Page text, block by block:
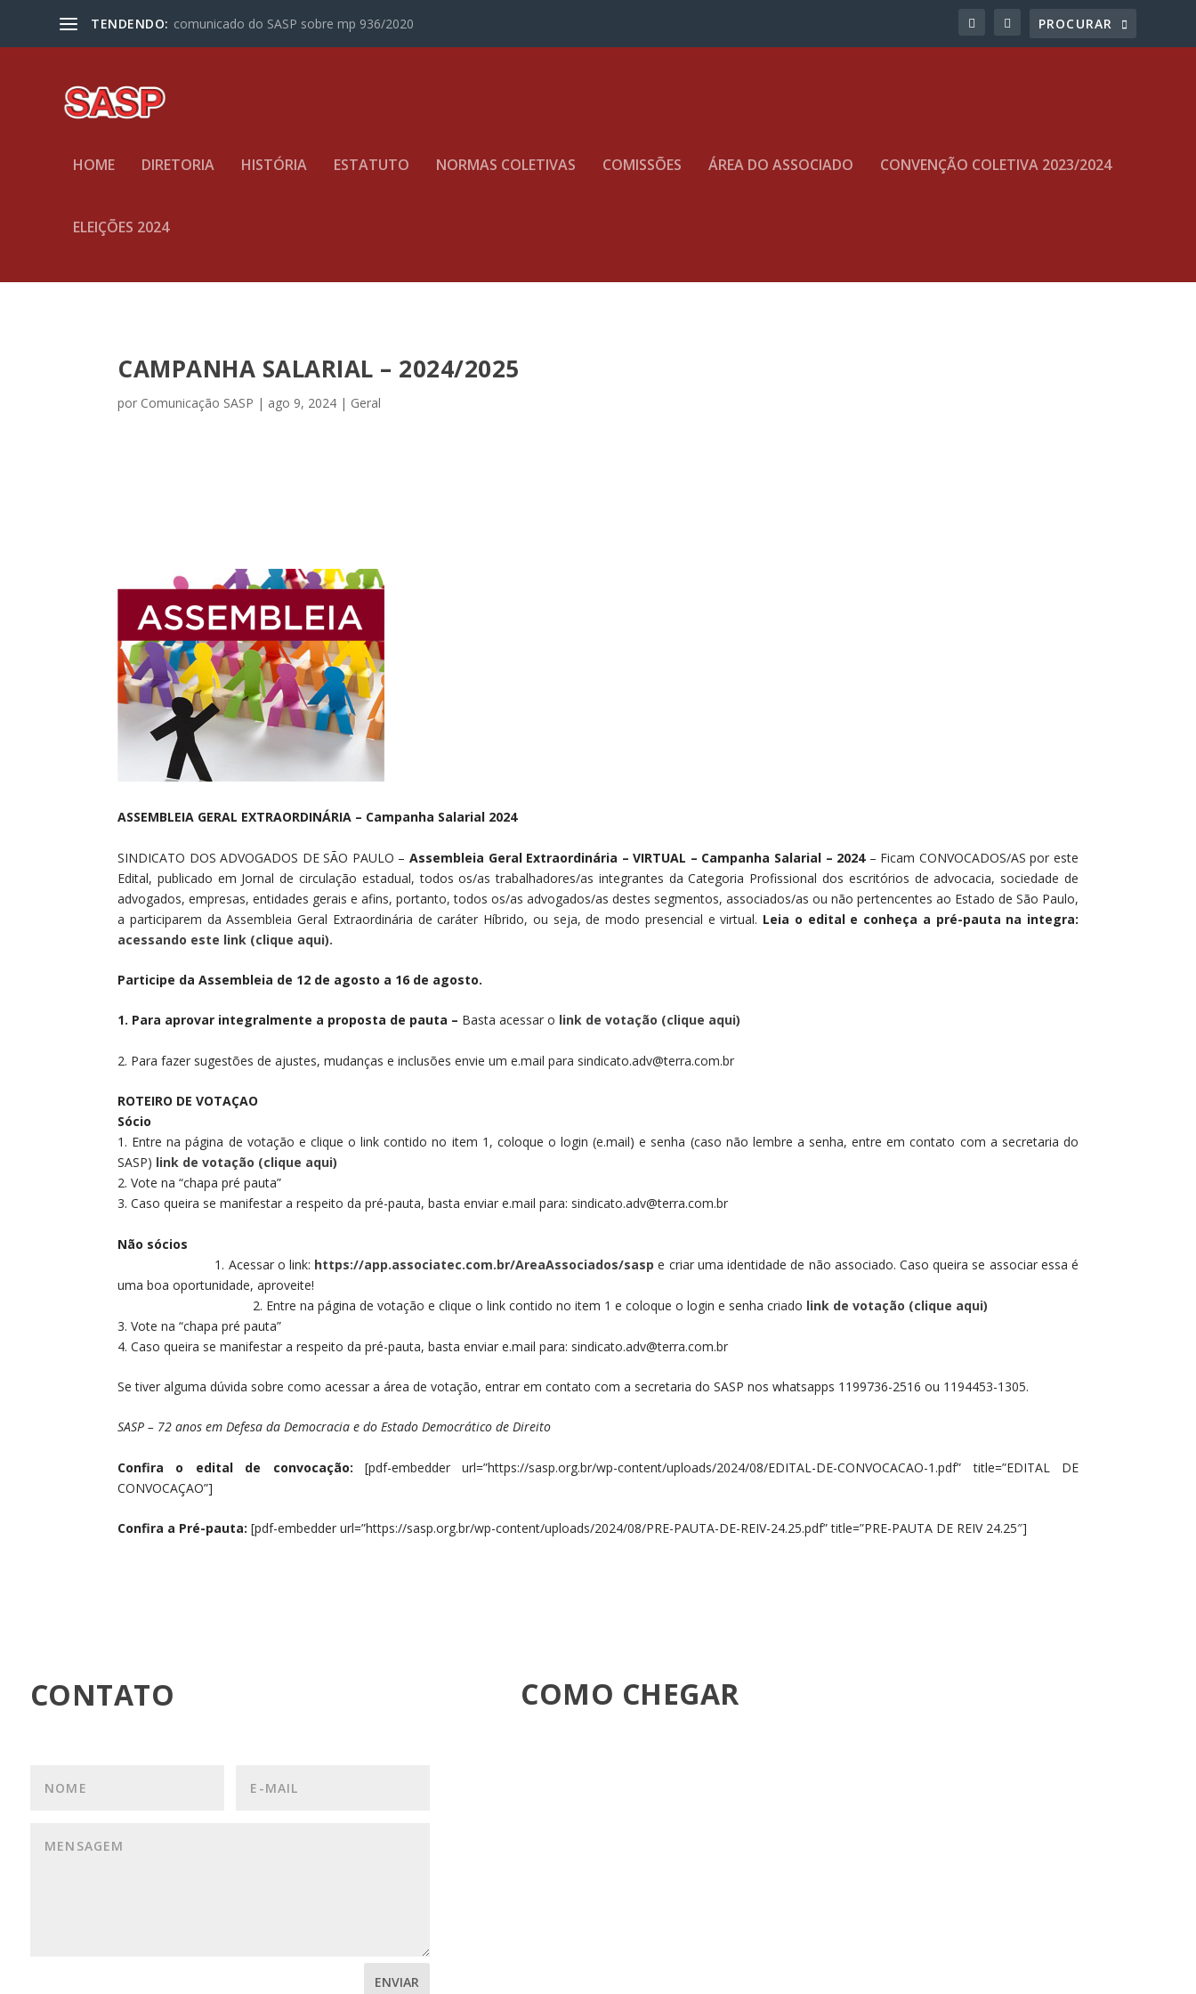
TENDENDO: comunicado do SASP sobre mp 936/2020
HOME DIRETORIA HISTÓRIA ESTATUTO NORMAS COLETIVAS COMISSÕES ÁREA DO ASSOCIADO CONVENÇÃO COLETIVA 2023/2024
ELEIÇÕES 2024
CAMPANHA SALARIAL – 2024/2025
por Comunicação SASP | ago 9, 2024 | Geral
ASSEMBLEIA GERAL EXTRAORDINÁRIA – Campanha Salarial 2024
SINDICATO DOS ADVOGADOS DE SÃO PAULO – Assembleia Geral Extraordinária – VIRTUAL – Campanha Salarial – 2024– Ficam CONVOCADOS/AS por este
Edital, publicado em Jornal de circulação estadual, todos os/as trabalhadores/as integrantes da Categoria Profissional dos escritórios de advocacia, sociedade de
advogados, empresas, entidades gerais e afins, portanto, todos os/as advogados/as destes segmentos, associados/as ou não pertencentes ao Estado de São Paulo,
a participarem da Assembleia Geral Extraordinária de caráter Híbrido, ou seja, de modo presencial e virtual. Leia o edital e conheça a pré-pauta na integra:
acessando este link (clique aqui).
Participe da Assembleia de 12 de agosto a 16 de agosto.
1. Para aprovar integralmente a proposta de pauta – Basta acessar o link de votação (clique aqui)
2. Para fazer sugestões de ajustes, mudanças e inclusões envie um e.mail para sindicato.adv@terra.com.br
ROTEIRO DE VOTAÇAO
Sócio
1. Entre na página de votação e clique o link contido no item 1, coloque o login (e.mail) e senha (caso não lembre a senha, entre em contato com a secretaria do
SASP) link de votação (clique aqui)
2. Vote na “chapa pré pauta”
3. Caso queira se manifestar a respeito da pré-pauta, basta enviar e.mail para: sindicato.adv@terra.com.br
Não sócios
1. Acessar o link: https://app.associatec.com.br/AreaAssociados/sasp e criar uma identidade de não associado. Caso queira se associar essa é
uma boa oportunidade, aproveite!
2. Entre na página de votação e clique o link contido no item 1 e coloque o login e senha criado link de votação (clique aqui)
3. Vote na “chapa pré pauta”
4. Caso queira se manifestar a respeito da pré-pauta, basta enviar e.mail para: sindicato.adv@terra.com.br
Se tiver alguma dúvida sobre como acessar a área de votação, entrar em contato com a secretaria do SASP nos whatsapps 1199736-2516 ou 1194453-1305.
SASP – 72 anos em Defesa da Democracia e do Estado Democrático de Direito
Confira o edital de convocação: [pdf-embedder url=”https://sasp.org.br/wp-content/uploads/2024/08/EDITAL-DE-CONVOCACAO-1.pdf” title=”EDITAL DE
CONVOCAÇAO”]
Confira a Pré-pauta: [pdf-embedder url=”https://sasp.org.br/wp-content/uploads/2024/08/PRE-PAUTA-DE-REIV-24.25.pdf” title=”PRE-PAUTA DE REIV 24.25″]
CONTATO
ENVIAR
COMO CHEGAR